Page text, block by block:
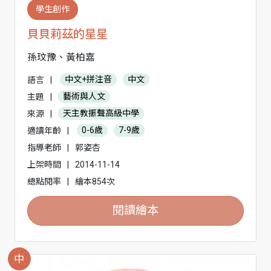
學生創作
貝貝莉茲的星星
孫玟豫、黃柏嘉
語言 中文+拼注音
中文
主題
藝術與人文
來源
天主教振聲高級中學
適讀年齡
0-6歲
7-9歲
指導老師
郭姿杏
上架時間
2014-11-14
總點閱率
繪本854次
閱讀繪本
中